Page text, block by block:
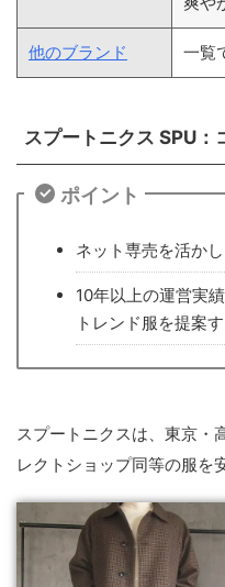
他のブランド 一覧
スプートニクス SPU：
ポイント
ネット専売を活か
10年以上の運営実
トレンド服を提案
スプートニクスは、東京・
レクトショップ同等の服を